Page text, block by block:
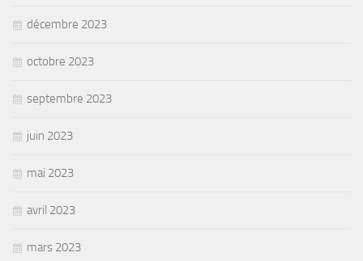
décembre 2023
octobre 2023
septembre 2023
juin 2023
mai 2023
avril 2023
mars 2023